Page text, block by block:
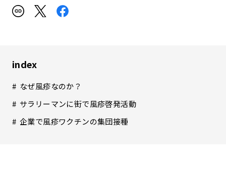
index
なぜ風疹なのか？
サラリーマンに街で風疹啓発活動
企業で風疹ワクチンの集団接種